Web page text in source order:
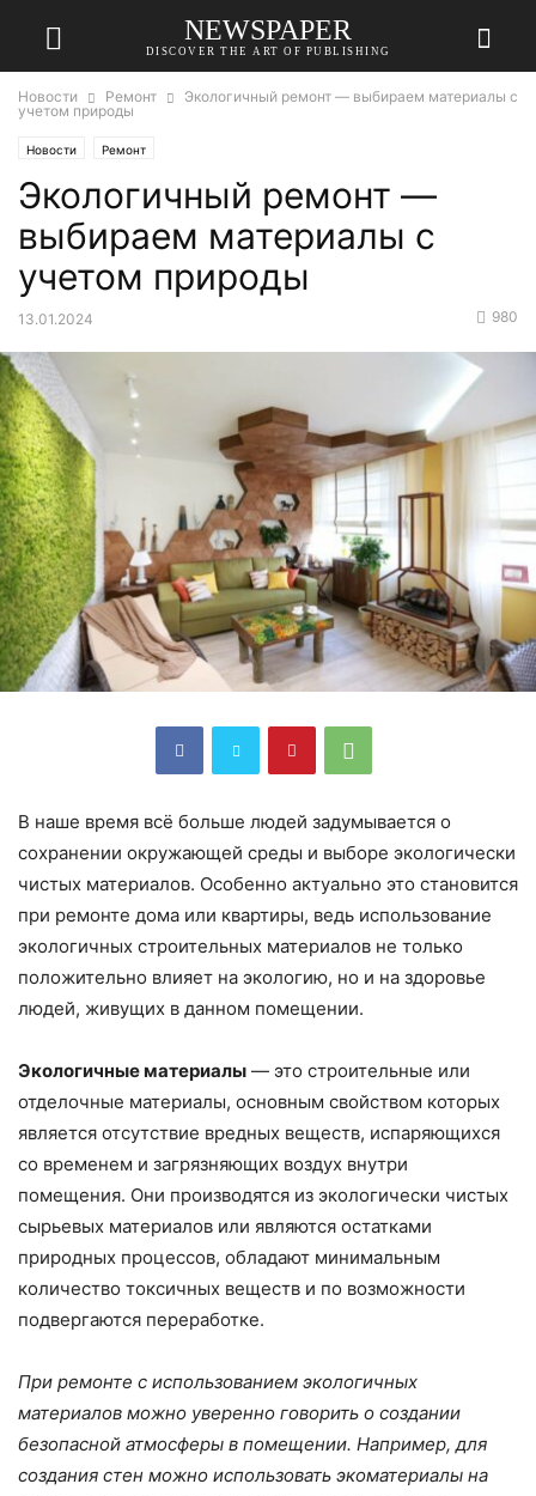
NEWSPAPER
DISCOVER THE ART OF PUBLISHING
Новости Ремонт
Экологичный ремонт — выбираем материалы с
учетом природы
Новости Ремонт
Экологичный ремонт —
выбираем материалы с
учетом природы
13.01.2024 980
В наше время всё больше людей задумывается о
сохранении окружающей среды и выборе экологически
чистых материалов. Особенно актуально это становится
при ремонте дома или квартиры, ведь использование
экологичных строительных материалов не только
положительно влияет на экологию, но и на здоровье
людей, живущих в данном помещении.
Экологичные материалы — это строительные или
отделочные материалы, основным свойством которых
является отсутствие вредных веществ, испаряющихся
со временем и загрязняющих воздух внутри
помещения. Они производятся из экологически чистых
сырьевых материалов или являются остатками
природных процессов, обладают минимальным
количество токсичных веществ и по возможности
подвергаются переработке.
При ремонте с использованием экологичных
материалов можно уверенно говорить о создании
безопасной атмосферы в помещении. Например, для
создания стен можно использовать экоматериалы на